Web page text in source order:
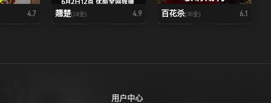
4.7 翘楚(24全) 4.9 百花杀(36全) 6.1
用户中心